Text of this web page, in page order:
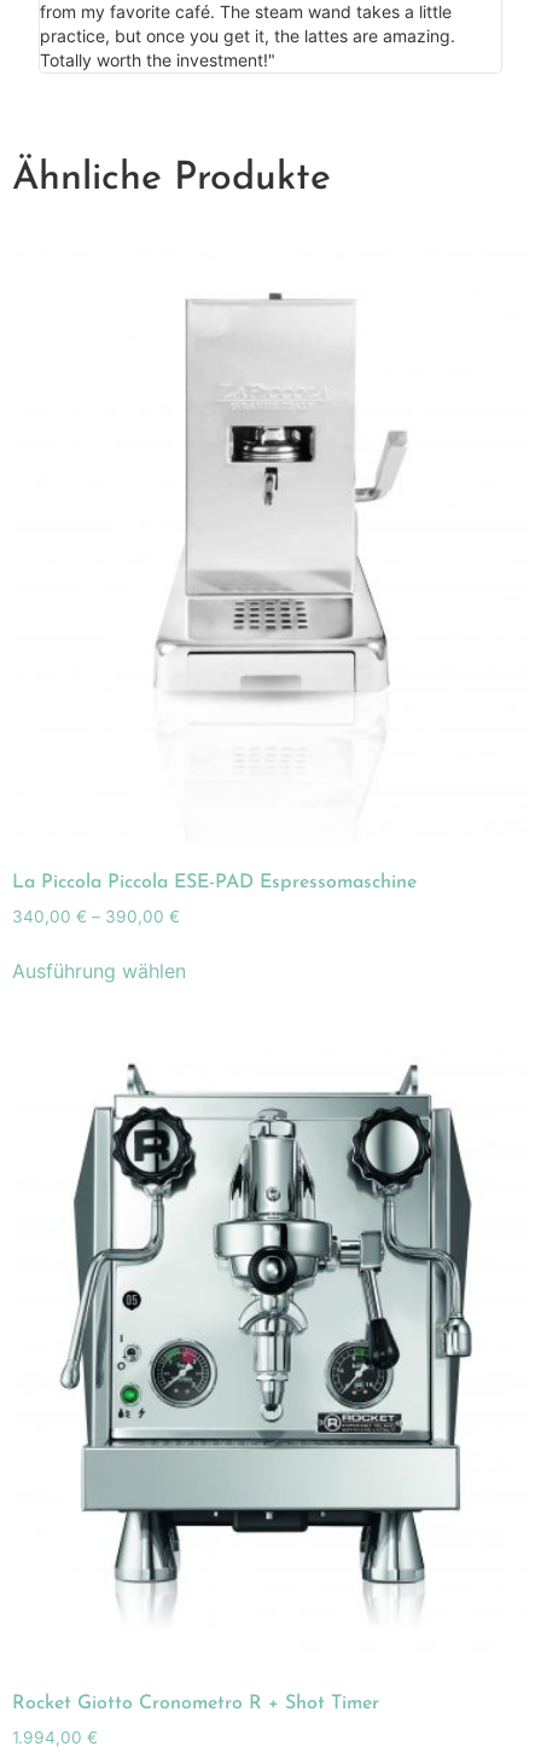
from my favorite café. The steam wand takes a little
practice, but once you get it, the lattes are amazing.
Totally worth the investment!"
Ähnliche Produkte
La Piccola Piccola ESE-PAD Espressomaschine
340,00 € – 390,00 €
Ausführung wählen
Rocket Giotto Cronometro R + Shot Timer
1.994,00 €